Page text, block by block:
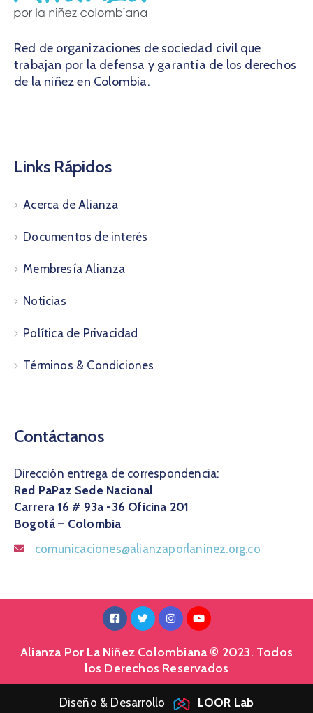
Red de organizaciones de sociedad civil que
trabajan por la defensa y garantía de los derechos
de la niñez en Colombia.
Links Rápidos
Acerca de Alianza
Documentos de interés
Membresía Alianza
Noticias
Política de Privacidad
Términos & Condiciones
Contáctanos
Dirección entrega de correspondencia:
Red PaPaz Sede Nacional
Carrera 16 # 93a -36 Oficina 201
Bogotá – Colombia
comunicaciones@alianzaporlaninez.org.co
Alianza Por La Niñez Colombiana © 2023. Todos
los Derechos Reservados
Diseño & Desarrollo LOOR Lab